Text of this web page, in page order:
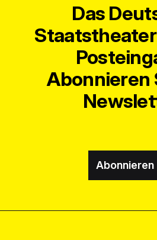
Das
Abonnieren
Abonnieren